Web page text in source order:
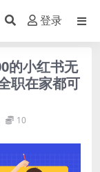
登录
的小红书无
职在家都可
10